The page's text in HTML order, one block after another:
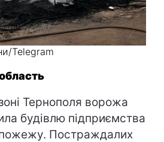
Telegram
Тернополя ворожа
будівлю підприємства
Постраждалих